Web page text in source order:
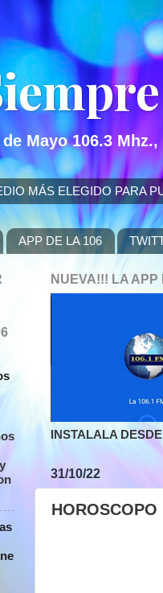
Mayo 106.3
MÁS ELEGIDO PARA
APP DE LA 106
NUEVA!!! LA APP
INSTALALA
31/10/22
HOROSCOPO